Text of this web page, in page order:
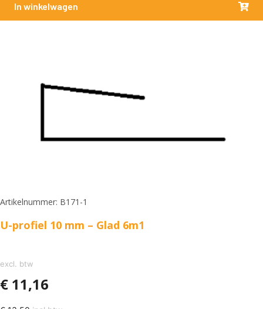
In winkelwagen
Artikelnummer: B171-1
U-profiel 10 mm – Glad 6m1
excl. btw
€ 11,16